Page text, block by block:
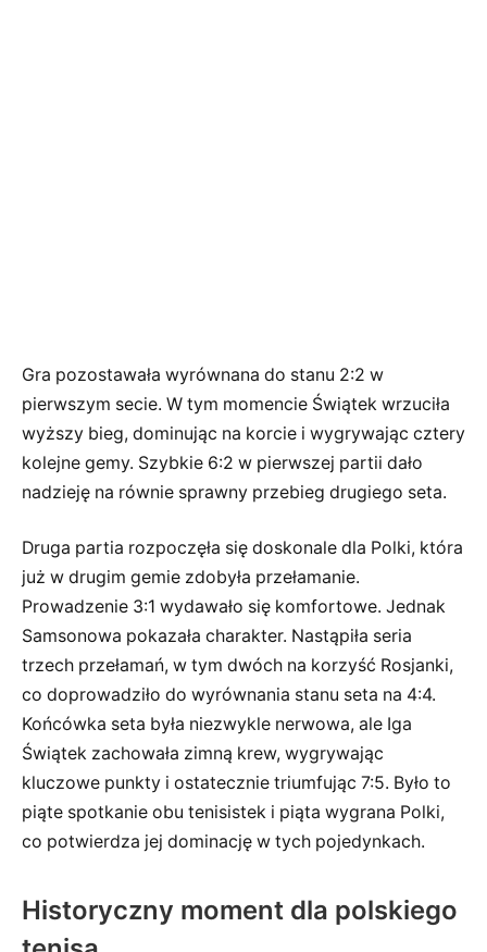
Gra pozostawała wyrównana do stanu 2:2 w
pierwszym secie. W tym momencie Świątek wrzuciła
wyższy bieg, dominując na korcie i wygrywając cztery
kolejne gemy. Szybkie 6:2 w pierwszej partii dało
nadzieję na równie sprawny przebieg drugiego seta.
Druga partia rozpoczęła się doskonale dla Polki, która
już w drugim gemie zdobyła przełamanie.
Prowadzenie 3:1 wydawało się komfortowe. Jednak
Samsonowa pokazała charakter. Nastąpiła seria
trzech przełamań, w tym dwóch na korzyść Rosjanki,
co doprowadziło do wyrównania stanu seta na 4:4.
Końcówka seta była niezwykle nerwowa, ale Iga
Świątek zachowała zimną krew, wygrywając
kluczowe punkty i ostatecznie triumfując 7:5. Było to
piąte spotkanie obu tenisistek i piąta wygrana Polki,
co potwierdza jej dominację w tych pojedynkach.
Historyczny moment dla polskiego